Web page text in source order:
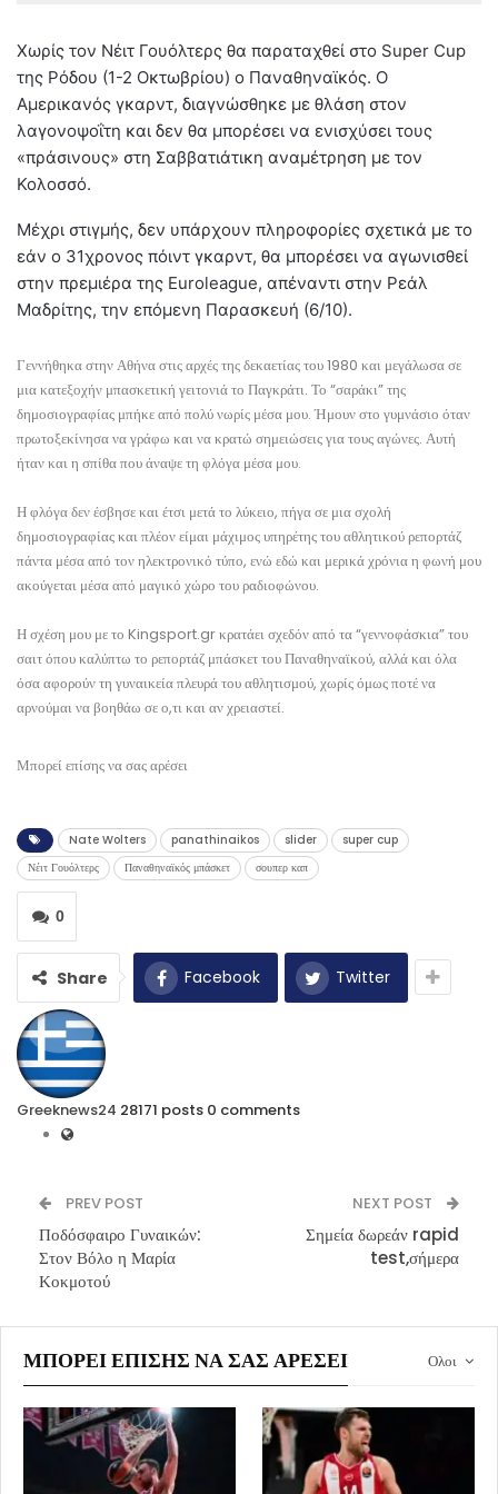
Χωρίς τον Νέιτ Γουόλτερς θα παραταχθεί στο Super Cup
της Ρόδου (1-2 Οκτωβρίου) ο Παναθηναϊκός. Ο
Αμερικανός γκαρντ, διαγνώσθηκε με θλάση στον
λαγονοψοΐτη και δεν θα μπορέσει να ενισχύσει τους
«πράσινους» στη Σαββατιάτικη αναμέτρηση με τον
Κολοσσό.
Μέχρι στιγμής, δεν υπάρχουν πληροφορίες σχετικά με το
εάν ο 31χρονος πόιντ γκαρντ, θα μπορέσει να αγωνισθεί
στην πρεμιέρα της Euroleague, απέναντι στην Ρεάλ
Μαδρίτης, την επόμενη Παρασκευή (6/10).
Γεννήθηκα στην Αθήνα στις αρχές της δεκαετίας του 1980 και μεγάλωσα σε
μια κατεξοχήν μπασκετική γειτονιά το Παγκράτι. Το “σαράκι” της
δημοσιογραφίας μπήκε από πολύ νωρίς μέσα μου. Ήμουν στο γυμνάσιο όταν
πρωτοξεκίνησα να γράφω και να κρατώ σημειώσεις για τους αγώνες. Αυτή
ήταν και η σπίθα που άναψε τη φλόγα μέσα μου.
Η φλόγα δεν έσβησε και έτσι μετά το λύκειο, πήγα σε μια σχολή
δημοσιογραφίας και πλέον είμαι μάχιμος υπηρέτης του αθλητικού ρεπορτάζ
πάντα μέσα από τον ηλεκτρονικό τύπο, ενώ εδώ και μερικά χρόνια η φωνή μου
ακούγεται μέσα από μαγικό χώρο του ραδιοφώνου.
Η σχέση μου με το Kingsport.gr κρατάει σχεδόν από τα “γεννοφάσκια” του
σαιτ όπου καλύπτω το ρεπορτάζ μπάσκετ του Παναθηναϊκού, αλλά και όλα
όσα αφορούν τη γυναικεία πλευρά του αθλητισμού, χωρίς όμως ποτέ να
αρνούμαι να βοηθάω σε ο,τι και αν χρειαστεί.
Μπορεί επίσης να σας αρέσει
Nate Wolters panathinaikos slider
super cup
Νέιτ Γουόλτερς
Παναθηναϊκός μπάσκετ σουπερ καπ
0
Share Facebook Twitter
Greeknews24 28171 posts 0 comments
PREV POST
Ποδόσφαιρο Γυναικών:
Στον Βόλο η Μαρία
Κοκμοτού
NEXT POST
Σημεία δωρεάν rapid
test,σήμερα
Ολοι
ΜΠΟΡΕΊ ΕΠΊΣΗΣ ΝΑ ΣΑΣ ΑΡΈΣΕΙ